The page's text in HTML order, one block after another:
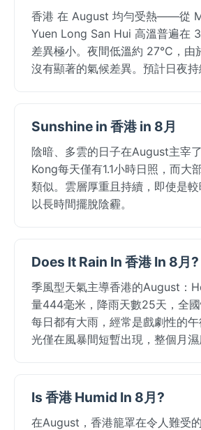
香港 在 August 均勻受熱——從
Yuen Long San Hui 高溫普遍在
差異極小。夜間低溫約 27°C，由
沒有顯著的氣候差異。預計日夜持
Sunshine in 香港 in 8月
陰暗、多雲的日子在August主
Kong每天僅有1.1小時日照，而大
類似。雲層厚重且持續，即使是
以長時間擺脫陰霾。
Does It Rain In 香港 In 8月?
季風型天氣主導香港的August：
量444毫米，降雨天數25天，全
每日都有大雨，經常是戲劇性的
光僅在風暴間短暫出現，整個月濕
Is 香港 Humid In 8月?
在August，香港籠罩在令人難受